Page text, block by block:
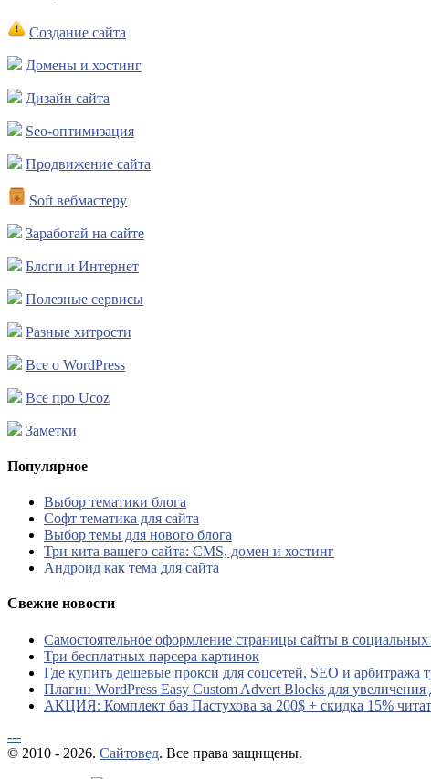
Создание сайта
Домены и хостинг
Дизайн сайта
Seo-оптимизация
Продвижение сайта
Soft вебмастеру
Заработай на сайте
Блоги и Интернет
Полезные сервисы
Разные хитрости
Все о WordPress
Все про Ucoz
Заметки
Популярное
Выбор тематики блога
Софт тематика для сайта
Выбор темы для нового блога
Три кита вашего сайта: CMS, домен и хостинг
Андроид как тема для сайта
Свежие новости
Самостоятельное оформление страницы сайты в социальных
Три бесплатных парсера картинок
Где купить дешевые прокси для соцсетей, SEO и арбитража
Плагин WordPress Easy Custom Advert Blocks для увеличения
АКЦИЯ: Комплект баз Пастухова за 200$ + скидка 15%
---
© 2010 - 2026. Сайтовед. Все права защищены.